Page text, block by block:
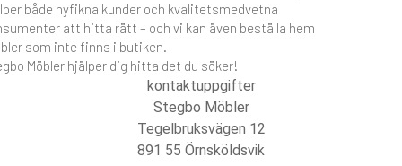
både nyfikna kunder och kvalitetsmedvetna
att hitta rätt – och vi kan även beställa hem
som inte finns i butiken.
Möbler hjälper dig hitta det du söker!
kontaktuppgifter
Stegbo Möbler
Tegelbruksvägen 12
891 55 Örnsköldsvik